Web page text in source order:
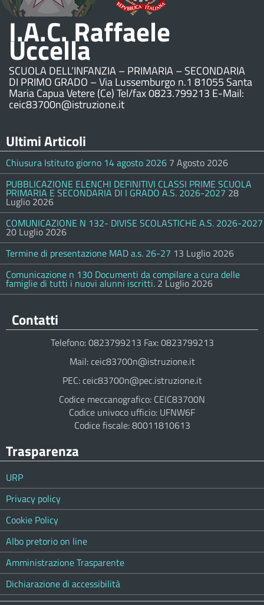
I.A.C. Raffaele
Uccella
SCUOLA DELL’INFANZIA – PRIMARIA – SECONDARIA
DI PRIMO GRADO – Via Lussemburgo n.1 81055 Santa
Maria Capua Vetere (Ce) Tel/fax 0823.799213 E-Mail:
ceic83700n@istruzione.it
Ultimi Articoli
Chiusura Istituto giorno 14 agosto 2026 7 Agosto 2026
PUBBLICAZIONE ELENCHI DEFINITIVI CLASSI PRIME SCUOLA
PRIMARIA E SECONDARIA DI I GRADO A.S. 2026-2027 28
Luglio 2026
COMUNICAZIONE N 132- DIVISE SCOLASTICHE A.S. 2026-2027
20 Luglio 2026
Termine di presentazione MAD a.s. 26-27 13 Luglio 2026
Comunicazione n 130 Documenti da compilare a cura delle
famiglie di tutti i nuovi alunni iscritti. 2 Luglio 2026
Contatti
Telefono: 0823799213 Fax: 0823799213
Mail: ceic83700n@istruzione.it
PEC: ceic83700n@pec.istruzione.it
Codice meccanografico: CEIC83700N
Codice univoco ufficio: UFNW6F
Codice fiscale: 80011810613
Trasparenza
URP
Privacy policy
Cookie Policy
Albo pretorio on line
Amministrazione Trasparente
Dichiarazione di accessibilità